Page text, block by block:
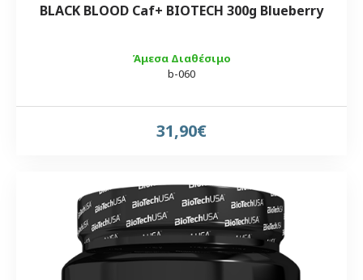
Άμεσα Διαθέσιμο
b-060
BLACK BLOOD Caf+ BIOTECH 300g Blueberry
31,90€